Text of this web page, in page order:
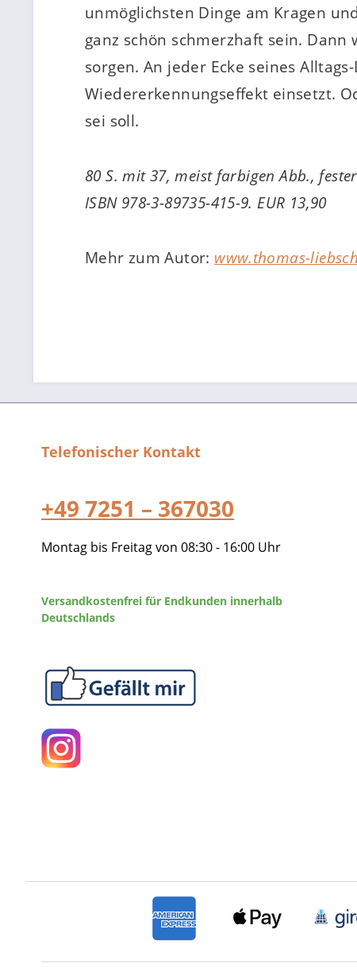
unmöglichsten Dinge am Kragen
ganz schön schmerzhaft sein.
sorgen. An jeder Ecke seines
Wiedererkennungseffekt einsetzt.
sei soll.
80 S. mit 37, meist farbigen Abb.,
ISBN 978-3-89735-415-9. EUR 13,90
Mehr zum Autor: www.thomas-
Telefonischer Kontakt
+49 7251 – 367030
Montag bis Freitag von 08:30 - 16:00 Uhr
Versandkostenfrei für Endkunden innerhalb
Deutschlands